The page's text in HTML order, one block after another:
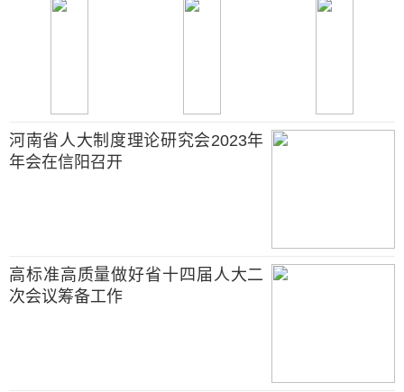
河南省人大制度理论研究会2023年
年会在信阳召开
高标准高质量做好省十四届人大二
次会议筹备工作